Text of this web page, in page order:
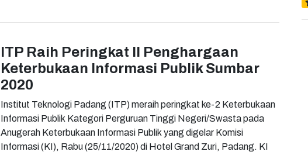
ITP Raih Peringkat II Penghargaan
Keterbukaan Informasi Publik Sumbar
2020
Institut Teknologi Padang (ITP) meraih peringkat ke-2 Keterbukaan
Informasi Publik Kategori Perguruan Tinggi Negeri/Swasta pada
Anugerah Keterbukaan Informasi Publik yang digelar Komisi
Informasi (KI), Rabu (25/11/2020) di Hotel Grand Zuri, Padang. KI